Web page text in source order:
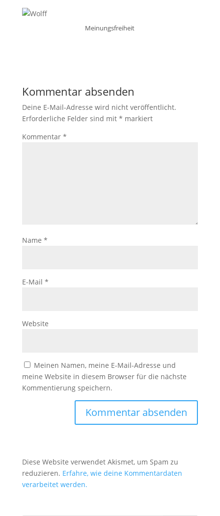
Meinungsfreiheit
Kommentar absenden
Deine E-Mail-Adresse wird nicht veröffentlicht.
Erforderliche Felder sind mit * markiert
Kommentar *
Name *
E-Mail *
Website
Meinen Namen, meine E-Mail-Adresse und
meine Website in diesem Browser für die nächste
Kommentierung speichern.
Diese Website verwendet Akismet, um Spam zu
reduzieren. Erfahre, wie deine Kommentardaten
verarbeitet werden.